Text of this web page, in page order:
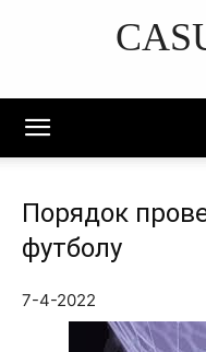
Порядок
футболу
7-4-2022